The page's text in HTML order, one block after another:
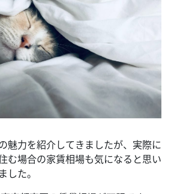
魅力を紹介してきましたが、実際に
む場合の家賃相場も気になると思い
した。